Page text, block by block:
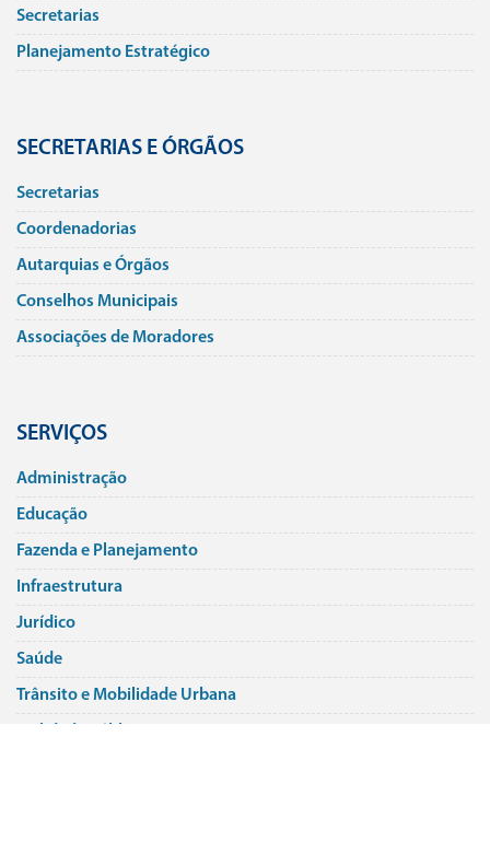
Secretarias
Planejamento Estratégico
SECRETARIAS E ÓRGÃOS
Secretarias
Coordenadorias
Autarquias e Órgãos
Conselhos Municipais
Associações de Moradores
SERVIÇOS
Administração
Educação
Fazenda e Planejamento
Infraestrutura
Jurí­dico
Saúde
Trânsito e Mobilidade Urbana